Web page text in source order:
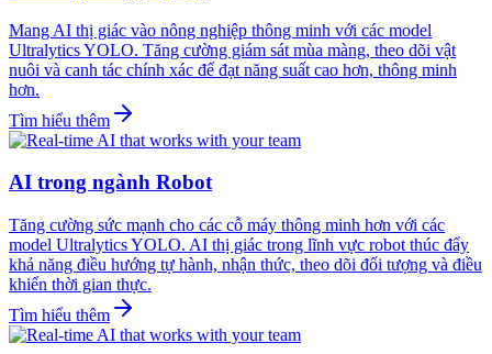
Mang AI thị giác vào nông nghiệp thông minh với các model
Ultralytics YOLO. Tăng cường giám sát mùa màng, theo dõi vật
nuôi và canh tác chính xác để đạt năng suất cao hơn, thông minh
hơn.
Tìm hiểu thêm
AI trong ngành Robot
Tăng cường sức mạnh cho các cỗ máy thông minh hơn với các
model Ultralytics YOLO. AI thị giác trong lĩnh vực robot thúc đẩy
khả năng điều hướng tự hành, nhận thức, theo dõi đối tượng và điều
khiển thời gian thực.
Tìm hiểu thêm